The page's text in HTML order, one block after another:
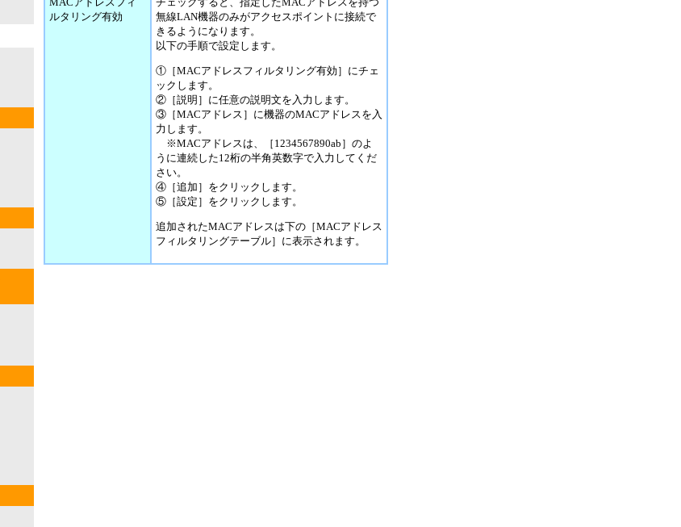
ルタリング有効
無線LAN機器のみがアクセスポイントに接続で
きるようになります。
以下の手順で設定します。
①［MACアドレスフィルタリング有効］にチェ
ックします。
②［説明］に任意の説明文を入力します。
③［MACアドレス］に機器のMACアドレスを入
力します。
※MACアドレスは、［1234567890ab］のよ
うに連続した12桁の半角英数字で入力してくだ
さい。
④［追加］をクリックします。
⑤［設定］をクリックします。
追加されたMACアドレスは下の［MACアドレス
フィルタリングテーブル］に表示されます。